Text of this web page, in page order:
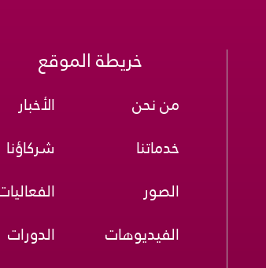
خريطة الموقع
من نحن
خدماتنا
الصور
الفيديوهات
الأخبار
شركاؤنا
الدورات